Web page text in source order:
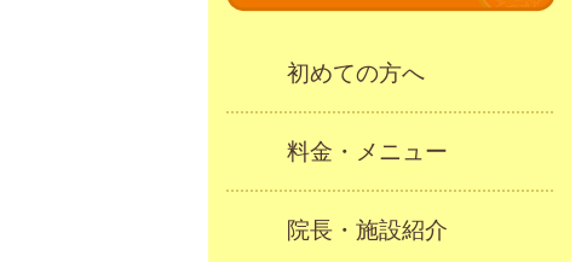
初めての方へ
料金・メニュー
院長・施設紹介